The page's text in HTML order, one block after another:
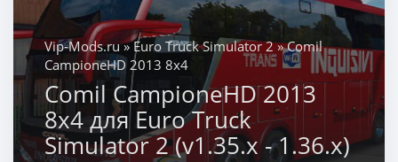
Vip-Mods.ru»Euro Truck Simulator 2» Comil
CampioneHD 2013 8x4
Comil CampioneHD 2013
8x4 для Euro Truck
Simulator 2 (v1.35.x - 1.36.x)